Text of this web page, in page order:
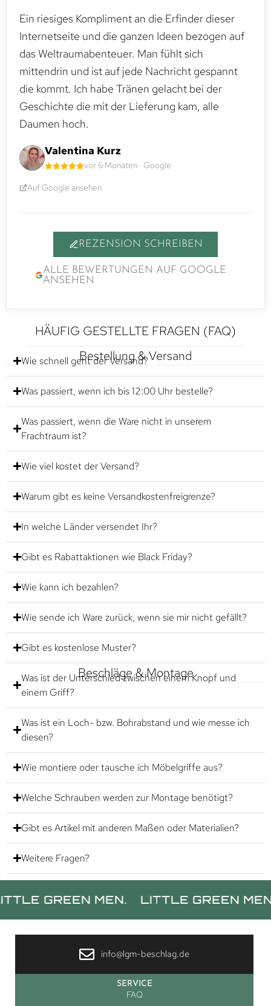
Ein riesiges Kompliment an die Erfinder dieser
Internetseite und die ganzen Ideen bezogen auf
das Weltraumabenteuer. Man fühlt sich
mittendrin und ist auf jede Nachricht gespannt
die kommt. Ich habe Tränen gelacht bei der
Geschichte die mit der Lieferung kam, alle
Daumen hoch.
Valentina Kurz
vor 6 Monaten · Google
Auf Google ansehen
REZENSION SCHREIBEN
ALLE BEWERTUNGEN AUF GOOGLE
ANSEHEN
HÄUFIG GESTELLTE FRAGEN (FAQ)
Bestellung & Versand
Wie schnell geht der Versand?
Was passiert, wenn ich bis 12:00 Uhr bestelle?
Was passiert, wenn die Ware nicht in unserem
Frachtraum ist?
Wie viel kostet der Versand?
Warum gibt es keine Versandkostenfreigrenze?
In welche Länder versendet Ihr?
Gibt es Rabattaktionen wie Black Friday?
Wie kann ich bezahlen?
Wie sende ich Ware zurück, wenn sie mir nicht gefällt?
Gibt es kostenlose Muster?
Beschläge & Montage
Was ist der Unterschied zwischen einem Knopf und
einem Griff?
Was ist ein Loch- bzw. Bohrabstand und wie messe ich
diesen?
Wie montiere oder tausche ich Möbelgriffe aus?
Welche Schrauben werden zur Montage benötigt?
Gibt es Artikel mit anderen Maßen oder Materialien?
Weitere Fragen?
MEN. LITTLE GREEN MEN.
info@lgm-beschlag.de
SERVICE
FAQ